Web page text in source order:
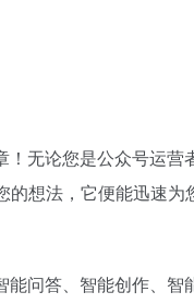
无论您是公众号运
想法，它便能迅速
问答、智能创作、